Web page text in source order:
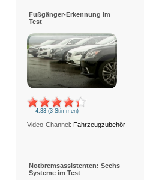
Fußgänger-Erkennung im
Test
4.33 (3 Stimmen)
Video-Channel: Fahrzeugzubehör
Notbremsassistenten: Sechs
Systeme im Test